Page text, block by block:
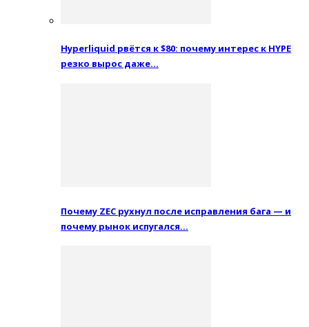
Hyperliquid рвётся к $80: почему интерес к HYPE
резко вырос даже…
Почему ZEC рухнул после исправления бага — и
почему рынок испугался…